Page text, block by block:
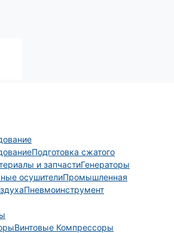
Подготовка сжатого
и запчастиГенераторы
осушителиПромышленная
Пневмоинструмент
Винтовые Компрессоры